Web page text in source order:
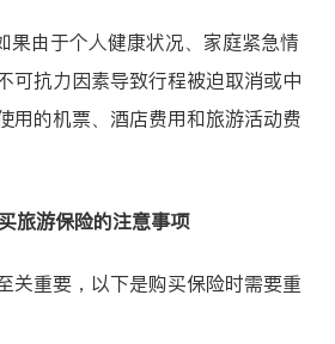
果由于个人健康状况、家庭紧急情
可抗力因素导致行程被迫取消或中
用的机票、酒店费用和旅游活动费
旅游保险的注意事项
关重要，以下是购买保险时需要重